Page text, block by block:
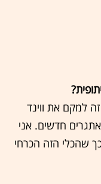
למקם את ווינד
חדשים. אני
שהכלי הזה הכרחי